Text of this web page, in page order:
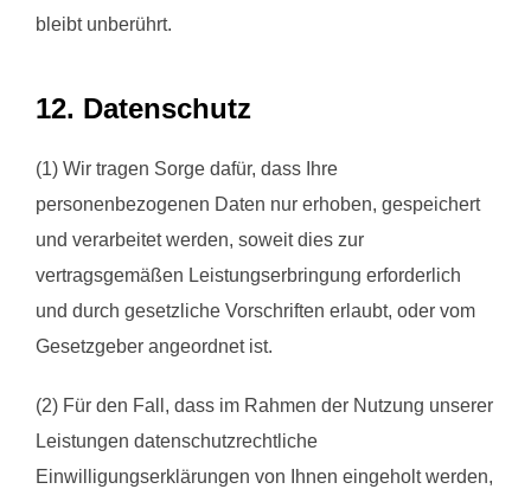
bleibt unberührt.
12. Datenschutz
(1) Wir tragen Sorge dafür, dass Ihre
personenbezogenen Daten nur erhoben, gespeichert
und verarbeitet werden, soweit dies zur
vertragsgemäßen Leistungserbringung erforderlich
und durch gesetzliche Vorschriften erlaubt, oder vom
Gesetzgeber angeordnet ist.
(2) Für den Fall, dass im Rahmen der Nutzung unserer
Leistungen datenschutzrechtliche
Einwilligungserklärungen von Ihnen eingeholt werden,